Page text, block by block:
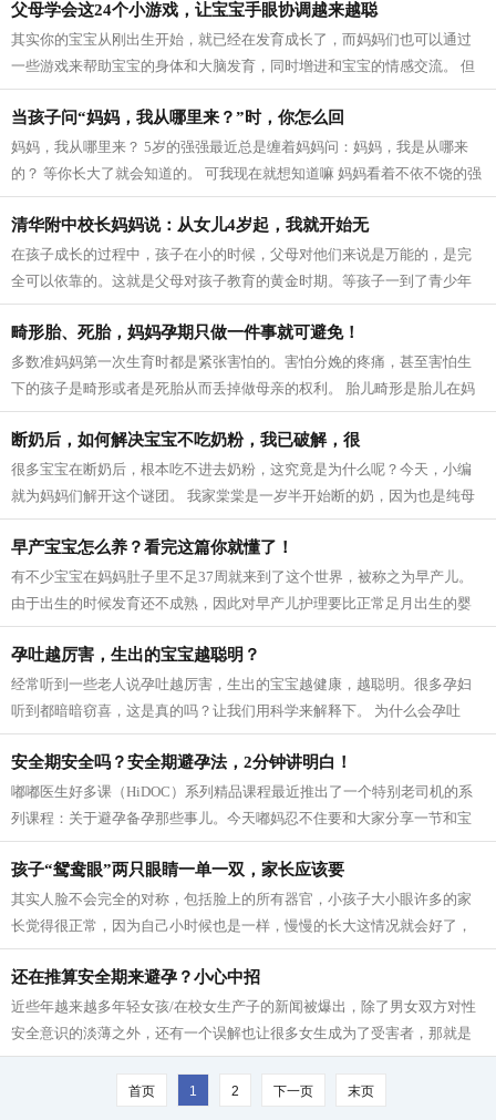
父母学会这24个小游戏，让宝宝手眼协调越来越聪
其实你的宝宝从刚出生开始，就已经在发育成长了，而妈妈们也可以通过
一些游戏来帮助宝宝的身体和大脑发育，同时增进和宝宝的情感交流。 但
很多妈妈又很疑惑，不知道在什么合适...
当孩子问“妈妈，我从哪里来？”时，你怎么回
妈妈，我从哪里来？ 5岁的强强最近总是缠着妈妈问：妈妈，我是从哪来
的？ 等你长大了就会知道的。 可我现在就想知道嘛 妈妈看着不依不饶的强
强，着实犯了难：怎么告诉他呢？需...
清华附中校长妈妈说：从女儿4岁起，我就开始无
在孩子成长的过程中，孩子在小的时候，父母对他们来说是万能的，是完
全可以依靠的。这就是父母对孩子教育的黄金时期。等孩子一到了青少年
时期，父母的有效期限就快到了。 该说...
畸形胎、死胎，妈妈孕期只做一件事就可避免！
多数准妈妈第一次生育时都是紧张害怕的。害怕分娩的疼痛，甚至害怕生
下的孩子是畸形或者是死胎从而丢掉做母亲的权利。 胎儿畸形是胎儿在妈
妈肚子里发育紊乱引起的各种异常，产...
断奶后，如何解决宝宝不吃奶粉，我已破解，很
很多宝宝在断奶后，根本吃不进去奶粉，这究竟是为什么呢？今天，小编
就为妈妈们解开这个谜团。 我家棠棠是一岁半开始断的奶，因为也是纯母
乳，所以断奶后就是吃饭，奶粉不喝。...
早产宝宝怎么养？看完这篇你就懂了！
有不少宝宝在妈妈肚子里不足37周就来到了这个世界，被称之为早产儿。
由于出生的时候发育还不成熟，因此对早产儿护理要比正常足月出生的婴
儿要小心得多。对于早产的小宝宝们，...
孕吐越厉害，生出的宝宝越聪明？
经常听到一些老人说孕吐越厉害，生出的宝宝越健康，越聪明。很多孕妇
听到都暗暗窃喜，这是真的吗？让我们用科学来解释下。 为什么会孕吐
呢？ 在怀孕早期，大概五六周左右很多...
安全期安全吗？安全期避孕法，2分钟讲明白！
嘟嘟医生好多课（HiDOC）系列精品课程最近推出了一个特别老司机的系
列课程：关于避孕备孕那些事儿。今天嘟妈忍不住要和大家分享一节和宝
妈切身相关的事儿安全期避孕法到底怎么...
孩子“鸳鸯眼”两只眼睛一单一双，家长应该要
其实人脸不会完全的对称，包括脸上的所有器官，小孩子大小眼许多的家
长觉得很正常，因为自己小时候也是一样，慢慢的长大这情况就会好了，
其实不然，往往孩子大小眼的形成说明...
还在推算安全期来避孕？小心中招
近些年越来越多年轻女孩/在校女生产子的新闻被爆出，除了男女双方对性
安全意识的淡薄之外，还有一个误解也让很多女生成为了受害者，那就是
安全期避孕。 甚至还有人专门制作了...
首页 1 2 下一页 末页